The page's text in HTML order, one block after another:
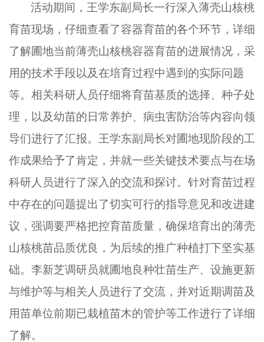
活动期间，王学东副局长一行深入薄壳山核桃
育苗现场，仔细查看了容器育苗的各个环节，详细
了解圃地当前薄壳山核桃容器育苗的进展情况，采
用的技术手段以及在培育过程中遇到的实际问题
等。相关科研人员仔细将育苗基质的选择、种子处
理，以及幼苗的日常养护、病虫害防治等内容向领
导们进行了汇报。王学东副局长对圃地现阶段的工
作成果给予了肯定，并就一些关键技术要点与在场
科研人员进行了深入的交流和探讨。针对育苗过程
中存在的问题提出了切实可行的指导意见和改进建
议，强调要严格把控育苗质量，确保培育出的薄壳
山核桃苗品质优良，为后续的推广种植打下坚实基
础。李新芝调研员就圃地良种壮苗生产、设施更新
与维护等与相关人员进行了交流，并对近期调苗及
用苗单位前期已栽植苗木的管护等工作进行了详细
了解。